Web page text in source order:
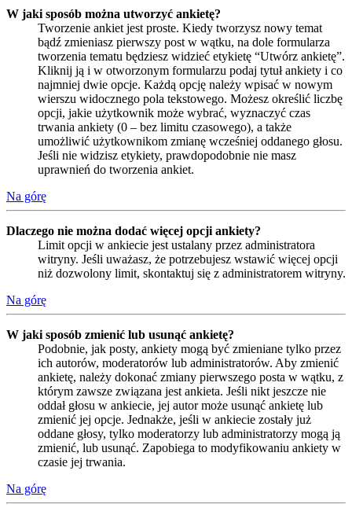
W jaki sposób można utworzyć ankietę?
Tworzenie ankiet jest proste. Kiedy tworzysz nowy temat
bądź zmieniasz pierwszy post w wątku, na dole formularza
tworzenia tematu będziesz widzieć etykietę “Utwórz ankietę”.
Kliknij ją i w otworzonym formularzu podaj tytuł ankiety i co
najmniej dwie opcje. Każdą opcję należy wpisać w nowym
wierszu widocznego pola tekstowego. Możesz określić liczbę
opcji, jakie użytkownik może wybrać, wyznaczyć czas
trwania ankiety (0 – bez limitu czasowego), a także
umożliwić użytkownikom zmianę wcześniej oddanego głosu.
Jeśli nie widzisz etykiety, prawdopodobnie nie masz
uprawnień do tworzenia ankiet.
Na górę
Dlaczego nie można dodać więcej opcji ankiety?
Limit opcji w ankiecie jest ustalany przez administratora
witryny. Jeśli uważasz, że potrzebujesz wstawić więcej opcji
niż dozwolony limit, skontaktuj się z administratorem witryny.
Na górę
W jaki sposób zmienić lub usunąć ankietę?
Podobnie, jak posty, ankiety mogą być zmieniane tylko przez
ich autorów, moderatorów lub administratorów. Aby zmienić
ankietę, należy dokonać zmiany pierwszego posta w wątku, z
którym zawsze związana jest ankieta. Jeśli nikt jeszcze nie
oddał głosu w ankiecie, jej autor może usunąć ankietę lub
zmienić jej opcje. Jednakże, jeśli w ankiecie zostały już
oddane głosy, tylko moderatorzy lub administratorzy mogą ją
zmienić, lub usunąć. Zapobiega to modyfikowaniu ankiety w
czasie jej trwania.
Na górę